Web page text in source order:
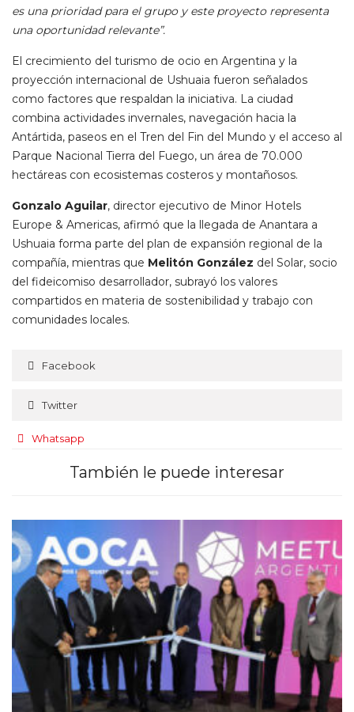
es una prioridad para el grupo y este proyecto representa
una oportunidad relevante”.
El crecimiento del turismo de ocio en Argentina y la
proyección internacional de Ushuaia fueron señalados
como factores que respaldan la iniciativa. La ciudad
combina actividades invernales, navegación hacia la
Antártida, paseos en el Tren del Fin del Mundo y el acceso al
Parque Nacional Tierra del Fuego, un área de 70.000
hectáreas con ecosistemas costeros y montañosos.
Gonzalo Aguilar, director ejecutivo de Minor Hotels
Europe & Americas, afirmó que la llegada de Anantara a
Ushuaia forma parte del plan de expansión regional de la
compañía, mientras que Melitón González del Solar, socio
del fideicomiso desarrollador, subrayó los valores
compartidos en materia de sostenibilidad y trabajo con
comunidades locales.
Facebook
Twitter
Whatsapp
También le puede interesar